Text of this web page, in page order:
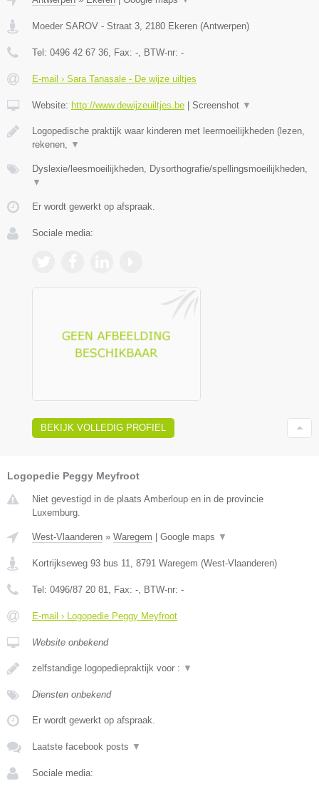
Moeder SAROV - Straat 3, 2180 Ekeren (Antwerpen)
Tel: 0496 42 67 36, Fax: -, BTW-nr: -
E-mail › Sara Tanasale - De wijze uiltjes
Website: http://www.dewijzeuiltjes.be Screenshot ▼
Logopedische praktijk waar kinderen met leermoeilijkheden (lezen,
rekenen, ▼
Dyslexie/leesmoeilijkheden, Dysorthografie/spellingsmoeilijkheden,
▼
Er wordt gewerkt op afspraak.
Sociale media:
BEKIJK VOLLEDIG PROFIEL
Logopedie Peggy Meyfroot
Niet gevestigd in de plaats Amberloup en in de provincie
Luxemburg.
West-Vlaanderen » Waregem Google maps ▼
Kortrijkseweg 93 bus 11, 8791 Waregem (West-Vlaanderen)
Tel: 0496/87 20 81, Fax: -, BTW-nr: -
E-mail › Logopedie Peggy Meyfroot
Website onbekend
zelfstandige logopediepraktijk voor : ▼
Diensten onbekend
Er wordt gewerkt op afspraak.
Laatste facebook posts ▼
Sociale media: